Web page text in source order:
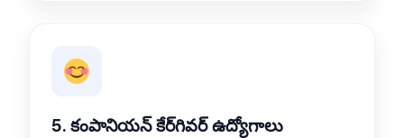
5. కంపానియన్ కేర్‌గివర్ ఉద్యోగాలు